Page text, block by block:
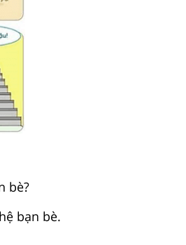
bè?
bạn bè.